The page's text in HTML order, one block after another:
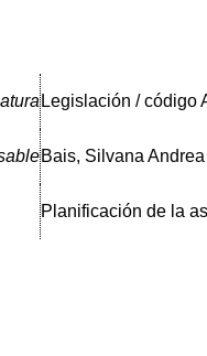
Legislación / código
Bais, Silvana Andrea
Planificación de la